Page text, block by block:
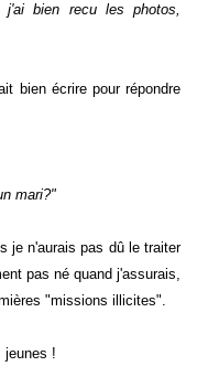
j'ai bien recules photos,
bien écrire pour répondre
mari?"
je n'aurais pas dû le traiter
pas né quand j'assurais,
"missions illicites".
jeunes !